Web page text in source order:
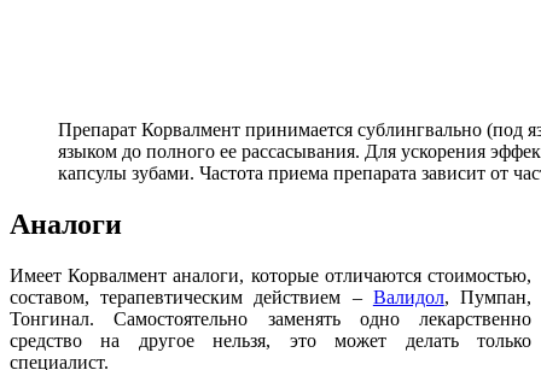
Препарат Корвалмент принимается сублингвально (под
языком до полного ее рассасывания. Для ускорения
капсулы зубами. Частота приема препарата зависит от
Аналоги
Имеет Корвалмент аналоги, которые отличаются стоимостью,
составом, терапевтическим действием – Валидол, Пумпан,
Тонгинал. Самостоятельно заменять одно лекарственно
средство на другое нельзя, это может делать только
специалист.